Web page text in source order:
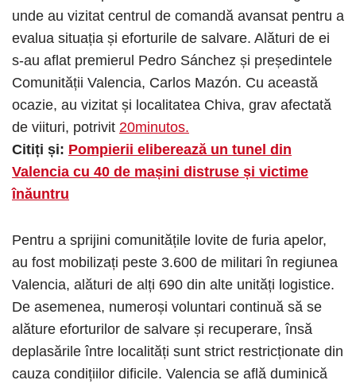
unde au vizitat centrul de comandă avansat pentru a
evalua situația și eforturile de salvare. Alături de ei
s-au aflat premierul Pedro Sánchez și președintele
Comunității Valencia, Carlos Mazón. Cu această
ocazie, au vizitat și localitatea Chiva, grav afectată
de viituri, potrivit 20minutos.
Citiți și: Pompierii eliberează un tunel din
Valencia cu 40 de mașini distruse și victime
înăuntru
Pentru a sprijini comunitățile lovite de furia apelor,
au fost mobilizați peste 3.600 de militari în regiunea
Valencia, alături de alți 690 din alte unități logistice.
De asemenea, numeroși voluntari continuă să se
alăture eforturilor de salvare și recuperare, însă
deplasările între localități sunt strict restricționate din
cauza condițiilor dificile. Valencia se află duminică